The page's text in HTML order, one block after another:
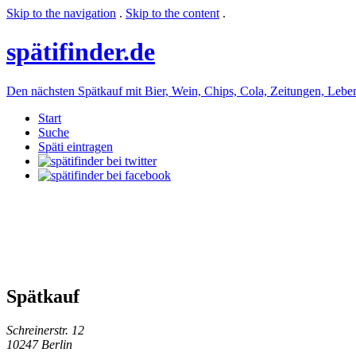
Skip to the navigation . Skip to the content .
spätifinder.de
Den nächsten Spätkauf mit Bier, Wein, Chips, Cola, Zeitungen,
Start
Suche
Späti eintragen
Spätkauf
Schreinerstr. 12
10247 Berlin